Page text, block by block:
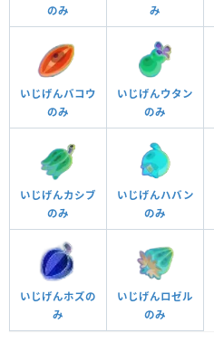
のみ
み
いじげんバコウ
のみ
いじげんウタン
のみ
いじげんカシブ
のみ
いじげんハバン
のみ
いじげんホズの
み
いじげんロゼル
のみ